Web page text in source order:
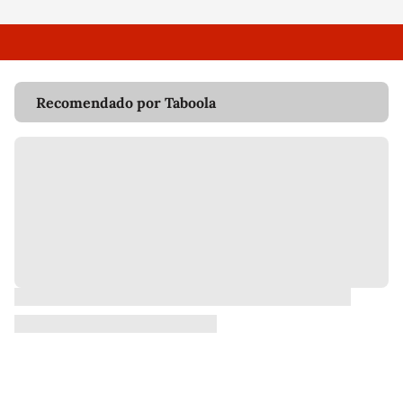
Recomendado por Taboola